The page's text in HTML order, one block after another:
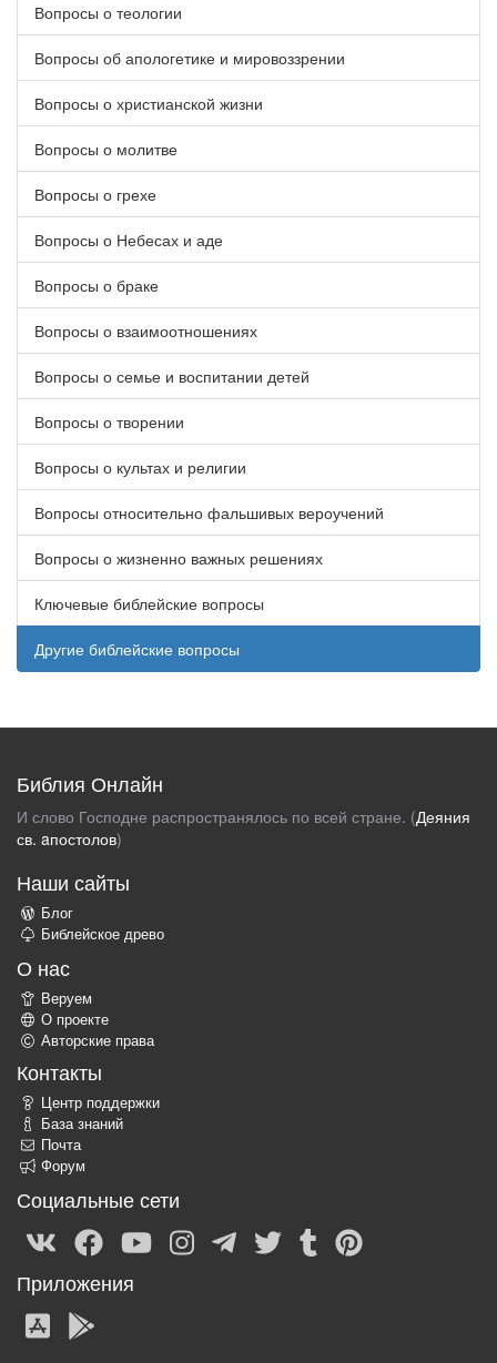
Вопросы о теологии
Вопросы об апологетике и мировоззрении
Вопросы о христианской жизни
Вопросы о молитве
Вопросы о грехе
Вопросы о Небесах и аде
Вопросы о браке
Вопросы о взаимоотношениях
Вопросы о семье и воспитании детей
Вопросы о творении
Вопросы о культах и религии
Вопросы относительно фальшивых вероучений
Вопросы о жизненно важных решениях
Ключевые библейские вопросы
Другие библейские вопросы
Библия Онлайн
И слово Господне распространялось по всей стране. (Деяния
св. aпостолов)
Наши сайты
Блог
Библейское древо
О нас
Веруем
О проекте
Авторские права
Контакты
Центр поддержки
База знаний
Почта
Форум
Социальные сети
Приложения